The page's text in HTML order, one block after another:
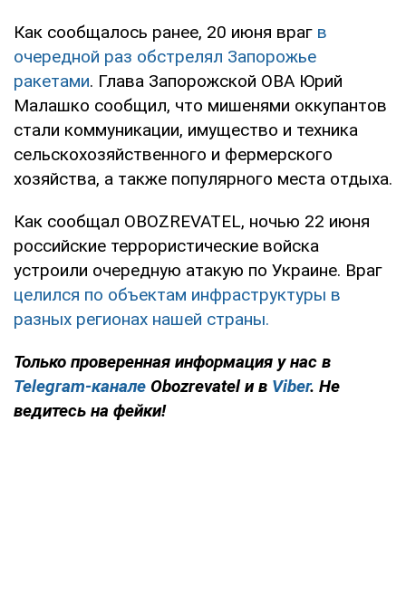
Как сообщалось ранее, 20 июня враг в
очередной раз обстрелял Запорожье
ракетами. Глава Запорожской ОВА Юрий
Малашко сообщил, что мишенями оккупантов
стали коммуникации, имущество и техника
сельскохозяйственного и фермерского
хозяйства, а также популярного места отдыха.
Как сообщал OBOZREVATEL, ночью 22 июня
российские террористические войска
устроили очередную атакую по Украине. Враг
целился по объектам инфраструктуры в
разных регионах нашей страны.
Только проверенная информация у нас в
Telegram-канале Obozrevatel и в Viber. Не
ведитесь на фейки!